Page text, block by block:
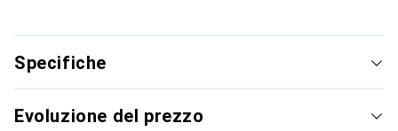
Specifiche
Evoluzione del prezzo